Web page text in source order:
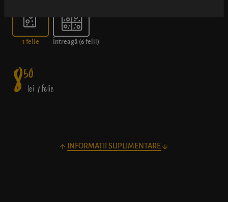
1 felie Întreagă (6 felii)
850
lei / felie
INFORMAȚII SUPLIMENTARE